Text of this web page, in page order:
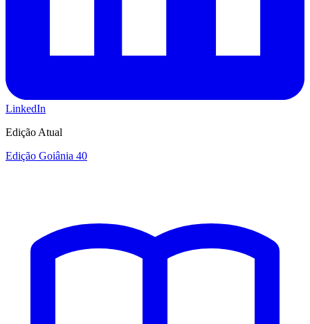
LinkedIn
Edição Atual
Edição Goiânia 40